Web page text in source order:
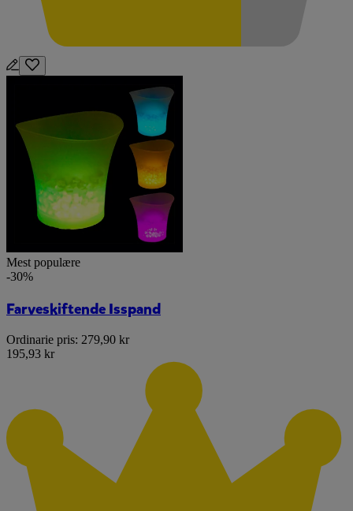
Mest populære
-30%
Farveskiftende Isspand
Ordinarie pris: 279,90 kr
195,93 kr